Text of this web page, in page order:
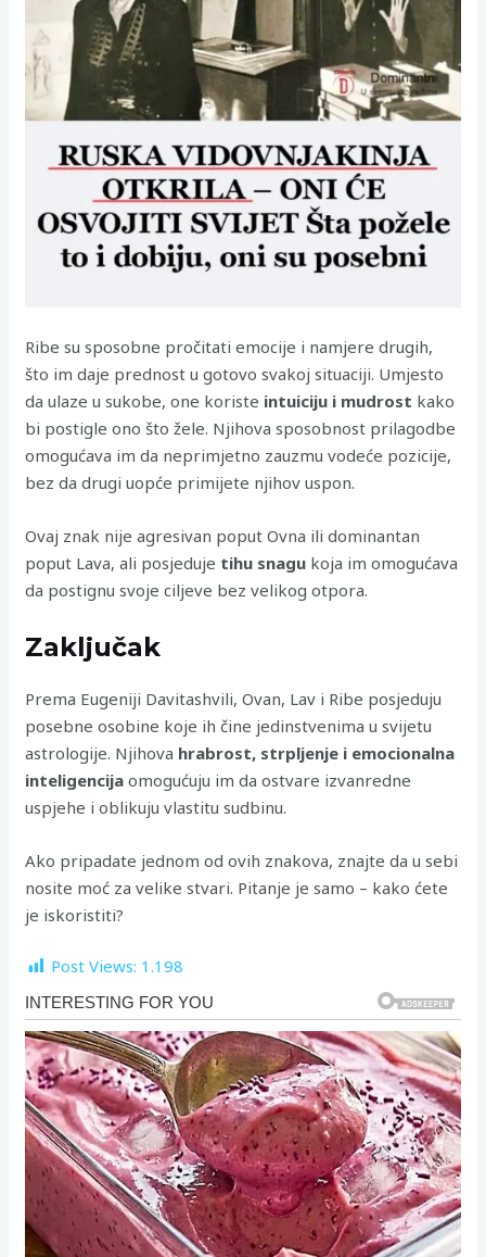
Ribe su sposobne pročitati emocije i namjere drugih,
što im daje prednost u gotovo svakoj situaciji. Umjesto
da ulaze u sukobe, one koriste intuiciju i mudrost kako
bi postigle ono što žele. Njihova sposobnost prilagodbe
omogućava im da neprimjetno zauzmu vodeće pozicije,
bez da drugi uopće primijete njihov uspon.
Ovaj znak nije agresivan poput Ovna ili dominantan
poput Lava, ali posjeduje tihu snagu koja im omogućava
da postignu svoje ciljeve bez velikog otpora.
Zaključak
Prema Eugeniji Davitashvili, Ovan, Lav i Ribe posjeduju
posebne osobine koje ih čine jedinstvenima u svijetu
astrologije. Njihova hrabrost, strpljenje i emocionalna
inteligencija omogućuju im da ostvare izvanredne
uspjehe i oblikuju vlastitu sudbinu.
Ako pripadate jednom od ovih znakova, znajte da u sebi
nosite moć za velike stvari. Pitanje je samo – kako ćete
je iskoristiti?
Post Views: 1.198